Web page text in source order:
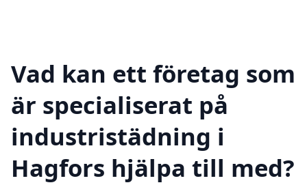
Vad kan ett företag som
är specialiserat på
industristädning i
Hagfors hjälpa till med?